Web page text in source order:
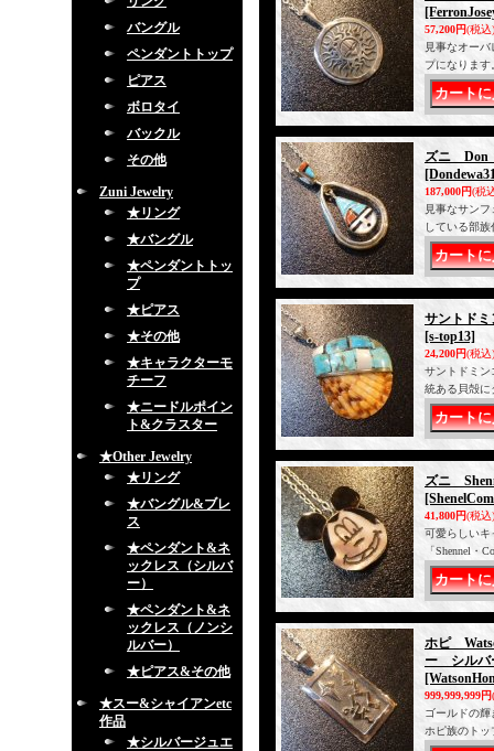
バングル
ペンダントトップ
ピアス
ボロタイ
バックル
その他
Zuni Jewelry
★リング
★バングル
★ペンダントトッ
プ
★ピアス
★その他
★キャラクターモ
チーフ
★ニードルポイン
ト&クラスター
★Other Jewelry
★リング
★バングル&ブレ
ス
★ペンダント&ネ
ックレス（シルバ
ー）
★ペンダント&ネ
ックレス（ノンシ
ルバー）
★ピアス&その他
★スー&シャイアンetc
作品
★シルバージュエ
57,200円(税込)
見事なオー
プになりま
ズニ Don
187,000円(税
見事なサン
している部
サントド
[s-top13]
24,200円(税込)
サントドミン
統ある貝殻
ズニ
41,800円(税込)
可愛らしいキ
「Shennel
ホピ
ー シルバ
999,999,999円
ゴールドの
ホピ族のト